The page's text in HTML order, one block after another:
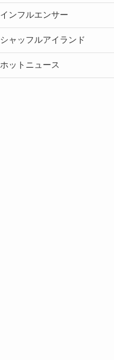
インフルエンサー
シャッフルアイランド
ホットニュース